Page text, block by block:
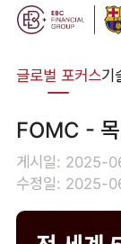
글로벌 포커스기
FOMC -
게시일: 2025-
수정일: 2025-